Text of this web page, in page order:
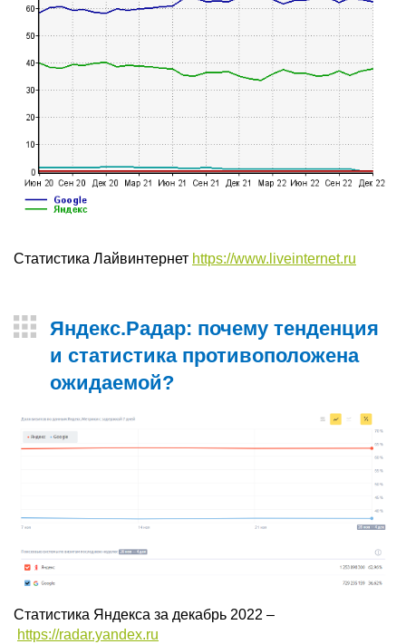
Статистика Лайвинтернет https://www.liveinternet.ru
Яндекс.Радар: почему тенденция
и статистика противоположена
ожидаемой?
Статистика Яндекса за декабрь 2022 –
https://radar.yandex.ru